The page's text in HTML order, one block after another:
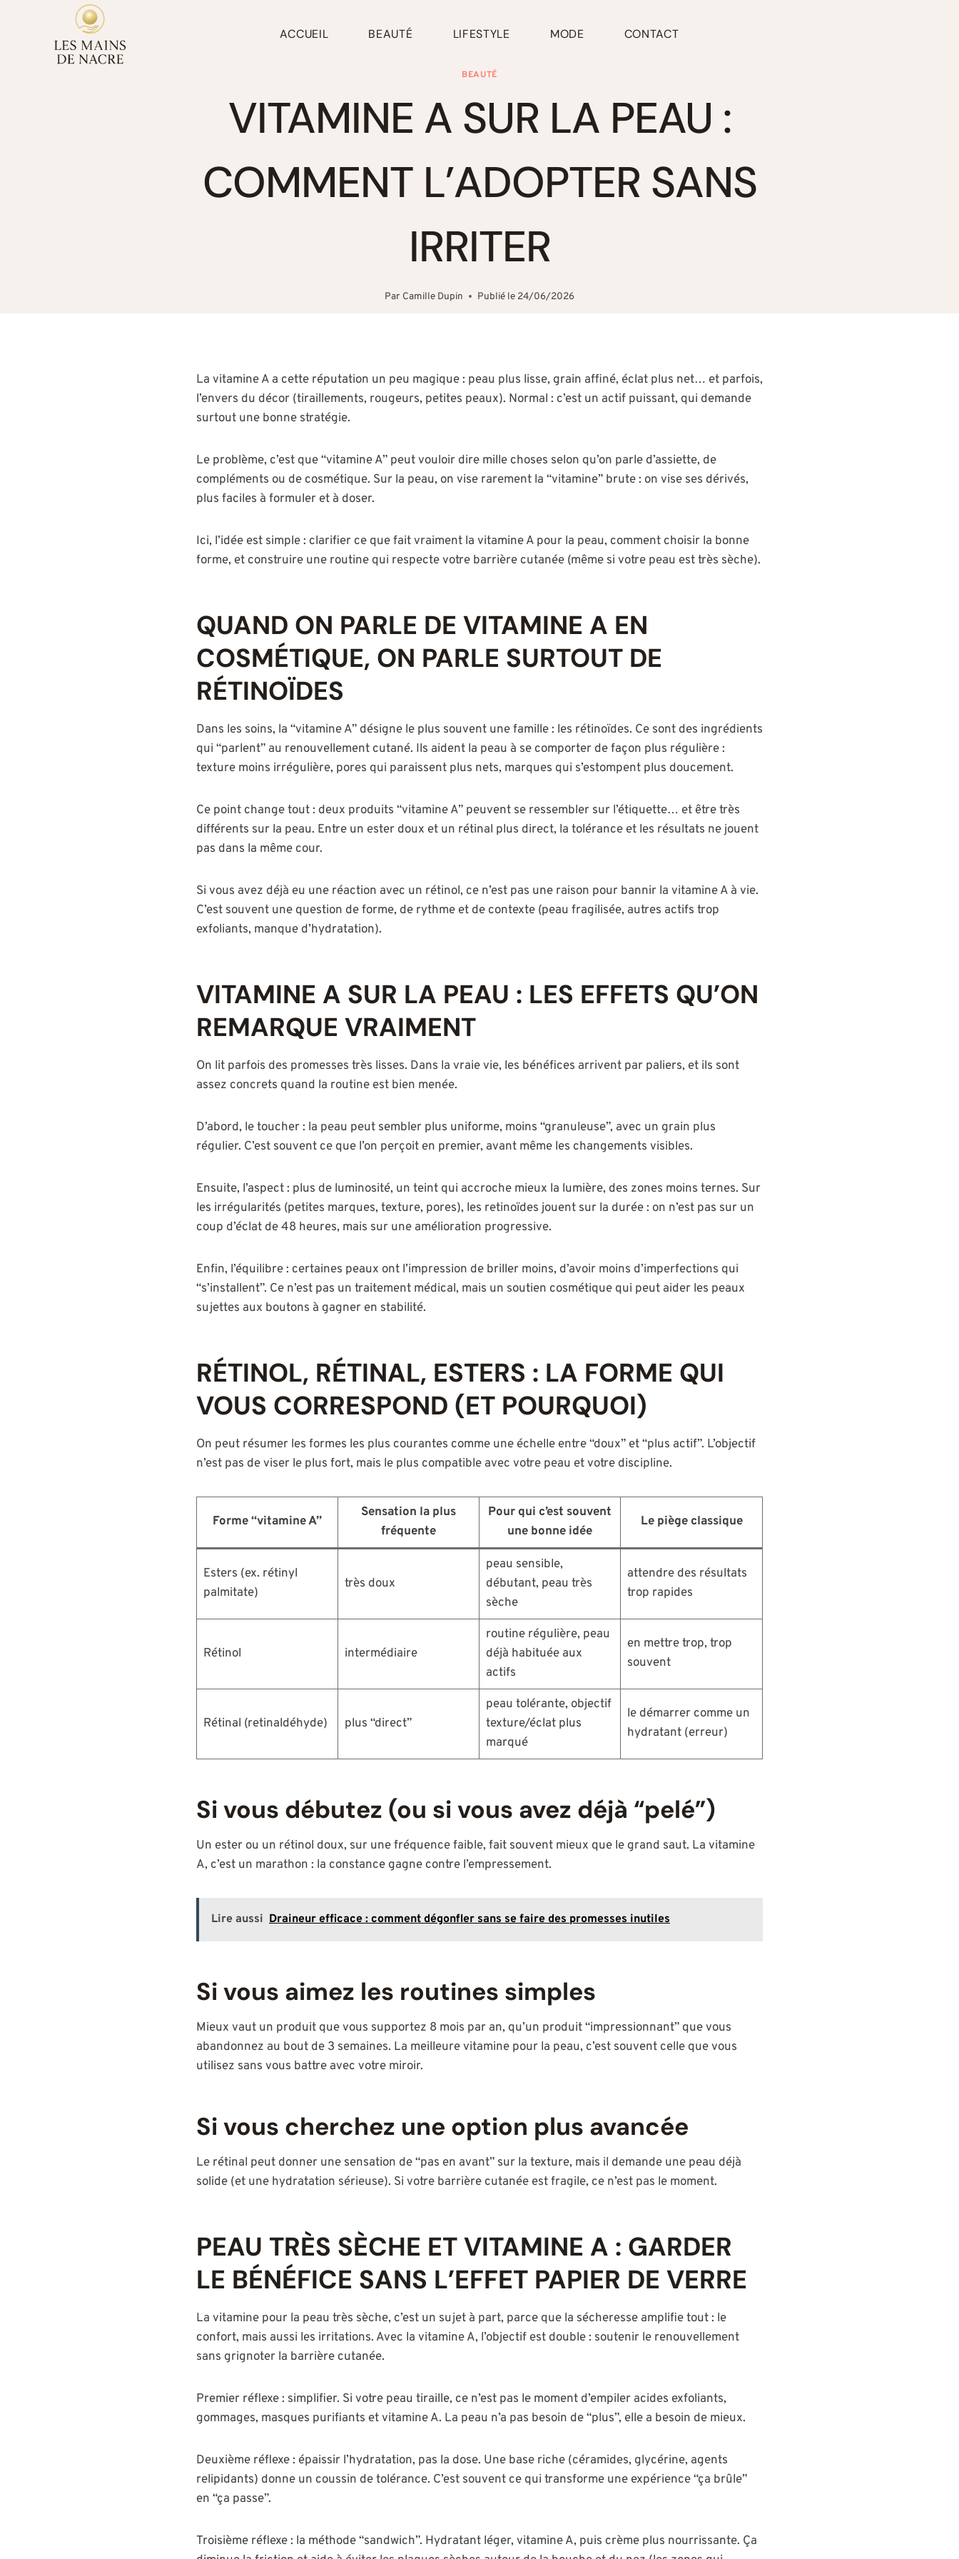
ACCUEIL BEAUTÉ LIFESTYLE MODE CONTACT
BEAUTÉ
VITAMINE A SUR LA PEAU :
COMMENT L’ADOPTER SANS
IRRITER
Par Camille Dupin Publié le 24/06/2026
La vitamine A a cette réputation un peu magique : peau plus lisse, grain affiné, éclat plus net… et parfois,
l’envers du décor (tiraillements, rougeurs, petites peaux). Normal : c’est un actif puissant, qui demande
surtout une bonne stratégie.
Le problème, c’est que “vitamine A” peut vouloir dire mille choses selon qu’on parle d’assiette, de
compléments ou de cosmétique. Sur la peau, on vise rarement la “vitamine” brute : on vise ses dérivés,
plus faciles à formuler et à doser.
Ici, l’idée est simple : clarifier ce que fait vraiment la vitamine A pour la peau, comment choisir la bonne
forme, et construire une routine qui respecte votre barrière cutanée (même si votre peau est très sèche).
QUAND ON PARLE DE VITAMINE A EN
COSMÉTIQUE, ON PARLE SURTOUT DE
RÉTINOÏDES
Dans les soins, la “vitamine A” désigne le plus souvent une famille : les rétinoïdes. Ce sont des ingrédients
qui “parlent” au renouvellement cutané. Ils aident la peau à se comporter de façon plus régulière :
texture moins irrégulière, pores qui paraissent plus nets, marques qui s’estompent plus doucement.
Ce point change tout : deux produits “vitamine A” peuvent se ressembler sur l’étiquette… et être très
différents sur la peau. Entre un ester doux et un rétinal plus direct, la tolérance et les résultats ne jouent
pas dans la même cour.
Si vous avez déjà eu une réaction avec un rétinol, ce n’est pas une raison pour bannir la vitamine A à vie.
C’est souvent une question de forme, de rythme et de contexte (peau fragilisée, autres actifs trop
exfoliants, manque d’hydratation).
VITAMINE A SUR LA PEAU : LES EFFETS QU’ON
REMARQUE VRAIMENT
On lit parfois des promesses très lisses. Dans la vraie vie, les bénéfices arrivent par paliers, et ils sont
assez concrets quand la routine est bien menée.
D’abord, le toucher : la peau peut sembler plus uniforme, moins “granuleuse”, avec un grain plus
régulier. C’est souvent ce que l’on perçoit en premier, avant même les changements visibles.
Ensuite, l’aspect : plus de luminosité, un teint qui accroche mieux la lumière, des zones moins ternes. Sur
les irrégularités (petites marques, texture, pores), les retinoïdes jouent sur la durée : on n’est pas sur un
coup d’éclat de 48 heures, mais sur une amélioration progressive.
Enfin, l’équilibre : certaines peaux ont l’impression de briller moins, d’avoir moins d’imperfections qui
“s’installent”. Ce n’est pas un traitement médical, mais un soutien cosmétique qui peut aider les peaux
sujettes aux boutons à gagner en stabilité.
RÉTINOL, RÉTINAL, ESTERS : LA FORME QUI
VOUS CORRESPOND (ET POURQUOI)
On peut résumer les formes les plus courantes comme une échelle entre “doux” et “plus actif”. L’objectif
n’est pas de viser le plus fort, mais le plus compatible avec votre peau et votre discipline.
Forme “vitamine A”
Sensation la plus
fréquente
Pour qui c’est souvent
une bonne idée
Le piège classique
Esters (ex. rétinyl
palmitate)
très doux
peau sensible,
débutant, peau très
sèche
attendre des résultats
trop rapides
Rétinol intermédiaire
routine régulière, peau
déjà habituée aux
actifs
en mettre trop, trop
souvent
Rétinal (retinaldéhyde) plus “direct”
peau tolérante, objectif
texture/éclat plus
marqué
le démarrer comme un
hydratant (erreur)
Si vous débutez (ou si vous avez déjà “pelé”)
Un ester ou un rétinol doux, sur une fréquence faible, fait souvent mieux que le grand saut. La vitamine
A, c’est un marathon : la constance gagne contre l’empressement.
Lire aussi Draineur efficace : comment dégonfler sans se faire des promesses inutiles
Si vous aimez les routines simples
Mieux vaut un produit que vous supportez 8 mois par an, qu’un produit “impressionnant” que vous
abandonnez au bout de 3 semaines. La meilleure vitamine pour la peau, c’est souvent celle que vous
utilisez sans vous battre avec votre miroir.
Si vous cherchez une option plus avancée
Le rétinal peut donner une sensation de “pas en avant” sur la texture, mais il demande une peau déjà
solide (et une hydratation sérieuse). Si votre barrière cutanée est fragile, ce n’est pas le moment.
PEAU TRÈS SÈCHE ET VITAMINE A : GARDER
LE BÉNÉFICE SANS L’EFFET PAPIER DE VERRE
La vitamine pour la peau très sèche, c’est un sujet à part, parce que la sécheresse amplifie tout : le
confort, mais aussi les irritations. Avec la vitamine A, l’objectif est double : soutenir le renouvellement
sans grignoter la barrière cutanée.
Premier réflexe : simplifier. Si votre peau tiraille, ce n’est pas le moment d’empiler acides exfoliants,
gommages, masques purifiants et vitamine A. La peau n’a pas besoin de “plus”, elle a besoin de mieux.
Deuxième réflexe : épaissir l’hydratation, pas la dose. Une base riche (céramides, glycérine, agents
relipidants) donne un coussin de tolérance. C’est souvent ce qui transforme une expérience “ça brûle”
en “ça passe”.
Troisième réflexe : la méthode “sandwich”. Hydratant léger, vitamine A, puis crème plus nourrissante. Ça